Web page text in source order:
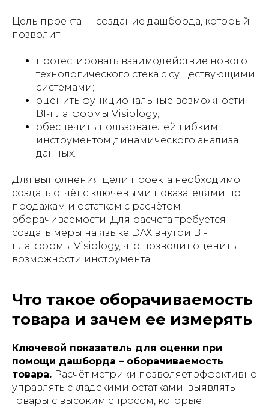
Цель проекта — создание дашборда, который
позволит:
протестировать взаимодействие нового
технологического стека с существующими
системами;
оценить функциональные возможности
BI-платформы Visiology;
обеспечить пользователей гибким
инструментом динамического анализа
данных.
Для выполнения цели проекта необходимо
создать отчёт с ключевыми показателями по
продажам и остаткам с расчётом
оборачиваемости. Для расчёта требуется
создать меры на языке DAX внутри BI-
платформы Visiology, что позволит оценить
возможности инструмента.
Что такое оборачиваемость
товара и зачем ее измерять
Ключевой показатель для оценки при
помощи дашборда – оборачиваемость
товара. Расчёт метрики позволяет эффективно
управлять складскими остатками: выявлять
товары с высоким спросом, которые